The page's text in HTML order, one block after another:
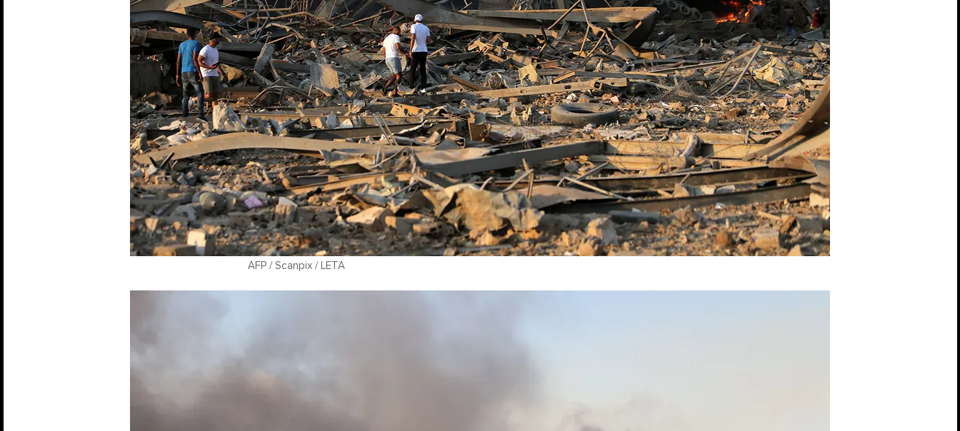
AFP / Scanpix / LETA